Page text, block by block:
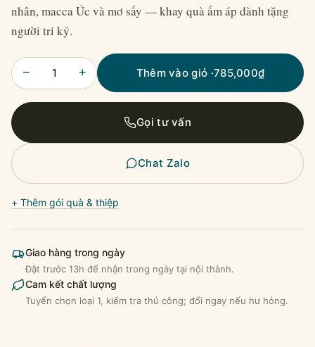
nhân, macca Úc và mơ sấy — khay quà ấm áp dành tặng
người tri kỷ.
− + Thêm vào giỏ ·785,000₫
Gọi tư vấn
Chat Zalo
+ Thêm gói quà & thiệp
Giao hàng trong ngày
Đặt trước 13h để nhận trong ngày tại nội thành.
Cam kết chất lượng
Tuyển chọn loại 1, kiểm tra thủ công; đổi ngay nếu hư hỏng.